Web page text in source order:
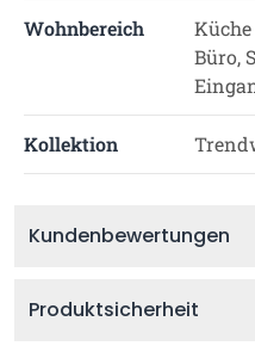
Wohnbereich
Büro,
Kollektion
Kundenbewertungen
Produktsicherheit